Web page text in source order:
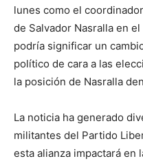
lunes como el
de Salvador Nasralla en
podría significar un
político de cara a las
la posición de Nasralla
La noticia ha generado
militantes del Partido
esta alianza impactará en